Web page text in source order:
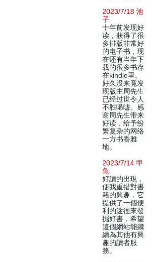
2023/7/18 池
子
十年前发现好
读，获得了很
多排版非常好
的电子书，现
在还有当年下
载的很多书存
在kindle里。
好久没来竟发
现版主周先生
已经过世令人
不胜唏嘘。感
谢周先生带来
好读，给予纷
繁复杂的网络
一方书香雅
地。
2023/7/14 甲
魚
好讀的出現，
使我重措對書
籍的興趣，它
提供了一個便
利的途徑來發
掘好書，希望
這個網站能繼
續為其他有興
趣的讀者服
務。